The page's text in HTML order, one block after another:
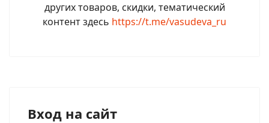
других товаров, скидки, тематический
контент здесь https://t.me/vasudeva_ru
Вход на сайт